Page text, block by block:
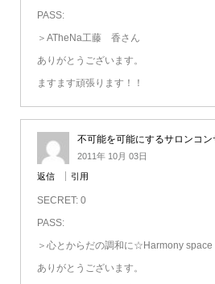
PASS:
＞ATheNa工藤 香さん
ありがとうございます。
ますます頑張ります！！
不可能を可能にするサロンコ
2011年 10月 03日
返信 引用
SECRET: 0
PASS:
＞心とからだの調和に☆Harmony space
ありがとうございます。